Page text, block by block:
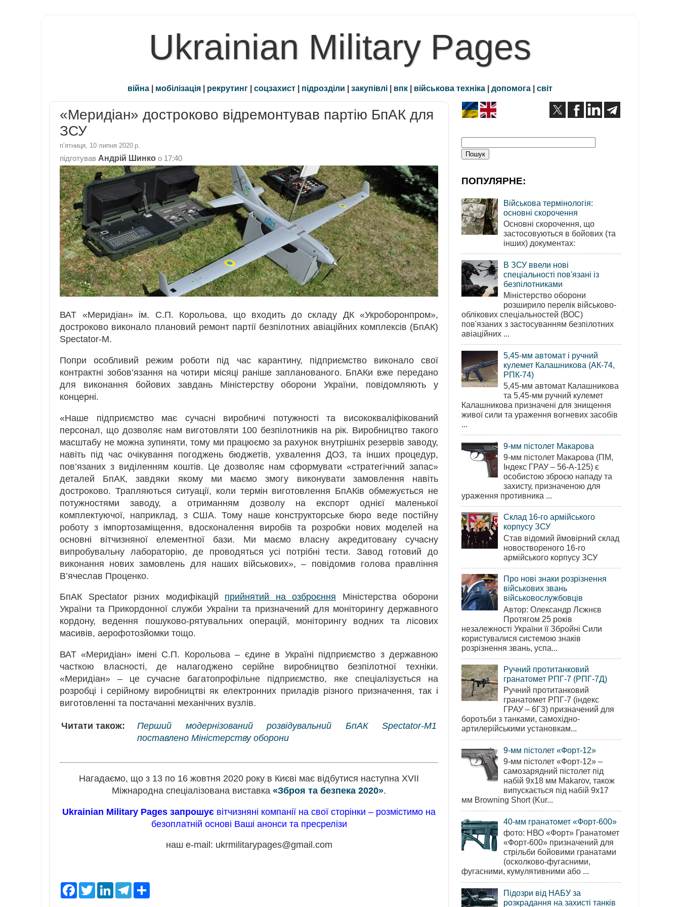
Ukrainian Military Pages
війна | мобілізація | рекрутинг | соцзахист | підрозділи | закупівлі | впк | військова техніка | допомога | світ
«Меридіан» достроково відремонтував партію БпАК для
ЗСУ
пʼятниця, 10 липня 2020 р.
підготував Андрій Шинко о 17:40
ВАТ «Меридіан» ім. С.П. Корольова, що входить до складу ДК «Укроборонпром»,
достроково виконало плановий ремонт партії безпілотних авіаційних комплексів (БпАК)
Spectator-M.
Попри особливий режим роботи під час карантину, підприємство виконало свої
контрактні зобов’язання на чотири місяці раніше запланованого. БпАКи вже передано
для виконання бойових завдань Міністерству оборони України, повідомляють у
концерні.
«Наше підприємство має сучасні виробничі потужності та висококваліфікований
персонал, що дозволяє нам виготовляти 100 безпілотників на рік. Виробництво такого
масштабу не можна зупиняти, тому ми працюємо за рахунок внутрішніх резервів заводу,
навіть під час очікування погоджень бюджетів, ухвалення ДОЗ, та інших процедур,
пов’язаних з виділенням коштів. Це дозволяє нам сформувати «стратегічний запас»
деталей БпАК, завдяки якому ми маємо змогу виконувати замовлення навіть
достроково. Трапляються ситуації, коли термін виготовлення БпАКів обмежується не
потужностями заводу, а отриманням дозволу на експорт однієї маленької
комплектуючої, наприклад, з США. Тому наше конструкторське бюро веде постійну
роботу з імпортозаміщення, вдосконалення виробів та розробки нових моделей на
основні вітчизняної елементної бази. Ми маємо власну акредитовану сучасну
випробувальну лабораторію, де проводяться усі потрібні тести. Завод готовий до
виконання нових замовлень для наших військових», – повідомив голова правління
В’ячеслав Проценко.
БпАК Spectator різних модифікацій прийнятий на озброєння Міністерства оборони
України та Прикордонної служби України та призначений для моніторингу державного
кордону, ведення пошуково-рятувальних операцій, моніторингу водних та лісових
масивів, аерофотозйомки тощо.
ВАТ «Меридіан» імені С.П. Корольова – єдине в Україні підприємство з державною
часткою власності, де налагоджено серійне виробництво безпілотної техніки.
«Меридіан» – це сучасне багатопрофільне підприємство, яке спеціалізується на
розробці і серійному виробництві як електронних приладів різного призначення, так і
виготовленні та постачанні механічних вузлів.
Читати також:
Перший модернізований розвідувальний БпАК Spectator-M1
поставлено Міністерству оборони
Нагадаємо, що з 13 по 16 жовтня 2020 року в Києві має відбутися наступна XVII
Міжнародна спеціалізована виставка «Зброя та безпека 2020».
Ukrainian Military Pages запрошує вітчизняні компанії на свої сторінки – розмістимо на
безоплатній основі Ваші анонси та пресрелізи
наш e-mail: ukrmilitarypages@gmail.com
F
a
T
w
L
T
ПОПУЛЯРНЕ:
Військова термінологія:
основні скорочення
Основні скорочення, що
застосовуються в бойових (та
інших) документах:
В ЗСУ ввели нові
спеціальності пов'язані із
безпілотниками
Міністерство оборони
розширило перелік військово-
облікових спеціальностей (ВОС)
пов'язаних з застосуванням безпілотних
авіаційних ...
5,45-мм автомат і ручний
кулемет Калашникова (АК-74,
РПК-74)
5,45-мм автомат Калашникова
та 5,45-мм ручний кулемет
Калашникова призначені для знищення
живої сили та ураження вогневих засобів
...
9-мм пістолет Макарова
9-мм пістолет Макарова (ПМ,
Індекс ГРАУ – 56-А-125) є
особистою зброєю нападу та
захисту, призначеною для
ураження противника ...
Склад 16-го армійського
корпусу ЗСУ
Став відомий ймовірний склад
новоствореного 16-го
армійського корпусу ЗСУ
Про нові знаки розрізнення
військових звань
військовослужбовців
Автор: Олександр Лєжнєв
Протягом 25 років
незалежності України її Збройні Сили
користувалися системою знаків
розрізнення звань, успа...
Ручний протитанковий
гранатомет РПГ-7 (РПГ-7Д)
Ручний протитанковий
гранатомет РПГ-7 (індекс
ГРАУ – 6Г3) призначений для
боротьби з танками, самохідно-
артилерійськими установкам...
9-мм пістолет «Форт-12»
9-мм пістолет «Форт-12» –
самозарядний пістолет під
набій 9х18 мм Makarov, також
випускається під набій 9х17
мм Browning Short (Kur...
40-мм гранатомет «Форт-600»
фото: НВО «Форт» Гранатомет
«Форт-600» призначений для
стрільби бойовими гранатами
(осколково-фугасними,
фугасними, кумулятивними або ...
Підозри від НАБУ за
розкрадання на захисті танків